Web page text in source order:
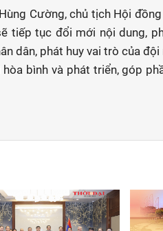
Cường, chủ tịch Hội
tiếp tục đổi mới nội dung,
dân, phát huy vai trò của
bình và phát triển, góp